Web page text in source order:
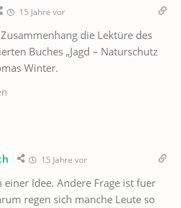
15 Jahre vor
die Lektüre des
Buches „Jagd – Naturschutz
Winter.
15 Jahre vor
einer Idee. Andere Frage ist fuer
regen sich manche Leute so